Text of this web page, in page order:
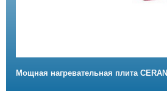
Мощная нагревательная плита CERAN